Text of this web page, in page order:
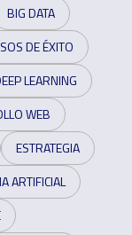
BIG DATA
DE ÉXITO
LEARNING
WEB
ESTRATEGIA
ARTIFICIAL